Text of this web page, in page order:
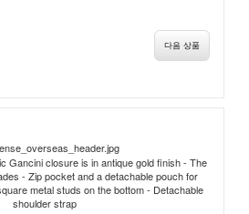
다음 상품
Gancini closure is in antique gold finish - The
- Zip pocket and a detachable pouch for
metal studs on the bottom - Detachable
shoulder strap